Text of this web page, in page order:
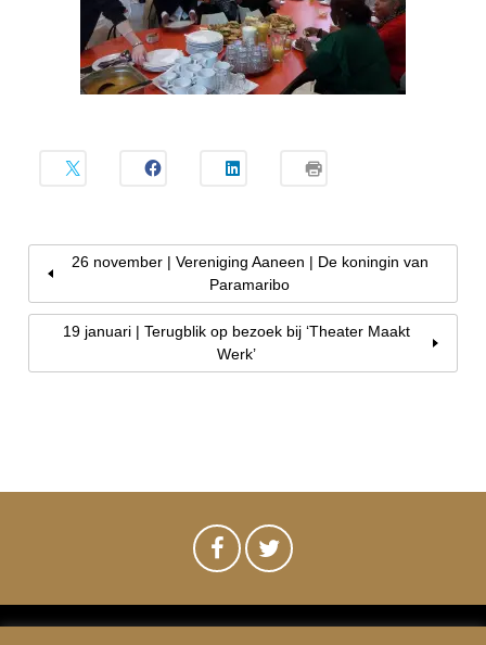
26 november | Vereniging Aaneen | De koningin van
Paramaribo
19 januari | Terugblik op bezoek bij ‘Theater Maakt
Werk’